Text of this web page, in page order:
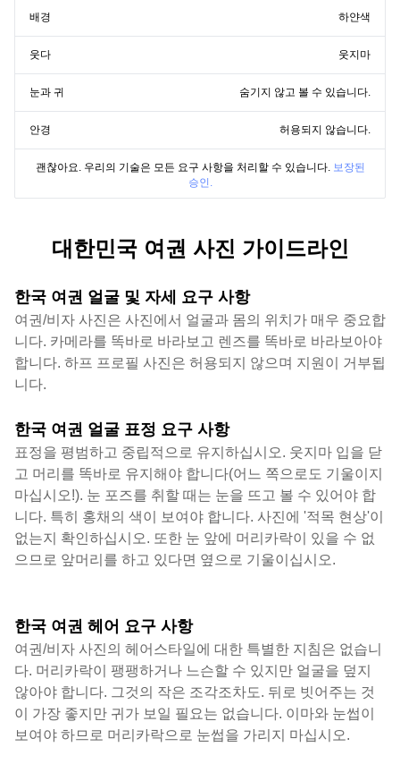
배경 하얀색
웃다 웃지마
눈과 귀 숨기지 않고 볼 수 있습니다.
안경 허용되지 않습니다.
괜찮아요. 우리의 기술은 모든 요구 사항을 처리할 수 있습니다. 보장된
승인.
대한민국 여권 사진 가이드라인
한국 여권 얼굴 및 자세 요구 사항
여권/비자 사진은 사진에서 얼굴과 몸의 위치가 매우 중요합
니다. 카메라를 똑바로 바라보고 렌즈를 똑바로 바라보아야
합니다. 하프 프로필 사진은 허용되지 않으며 지원이 거부됩
니다.
한국 여권 얼굴 표정 요구 사항
표정을 평범하고 중립적으로 유지하십시오. 웃지마 입을 닫
고 머리를 똑바로 유지해야 합니다(어느 쪽으로도 기울이지
마십시오!). 눈 포즈를 취할 때는 눈을 뜨고 볼 수 있어야 합
니다. 특히 홍채의 색이 보여야 합니다. 사진에 '적목 현상'이
없는지 확인하십시오. 또한 눈 앞에 머리카락이 있을 수 없
으므로 앞머리를 하고 있다면 옆으로 기울이십시오.
한국 여권 헤어 요구 사항
여권/비자 사진의 헤어스타일에 대한 특별한 지침은 없습니
다. 머리카락이 팽팽하거나 느슨할 수 있지만 얼굴을 덮지
않아야 합니다. 그것의 작은 조각조차도. 뒤로 빗어주는 것
이 가장 좋지만 귀가 보일 필요는 없습니다. 이마와 눈썹이
보여야 하므로 머리카락으로 눈썹을 가리지 마십시오.